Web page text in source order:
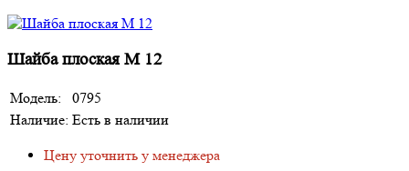
Шайба плоская М 12
Модель:
0795
Наличие: Есть в наличии
Цену уточнить у менеджера